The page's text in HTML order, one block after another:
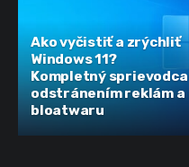
Ako vyčistiť a zrýchliť
Windows 11?
Kompletný sprievodca
odstránením reklám a
bloatwaru